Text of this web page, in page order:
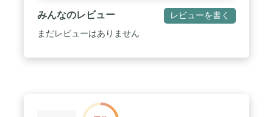
みんなのレビュー レビューを書く
まだレビューはありません